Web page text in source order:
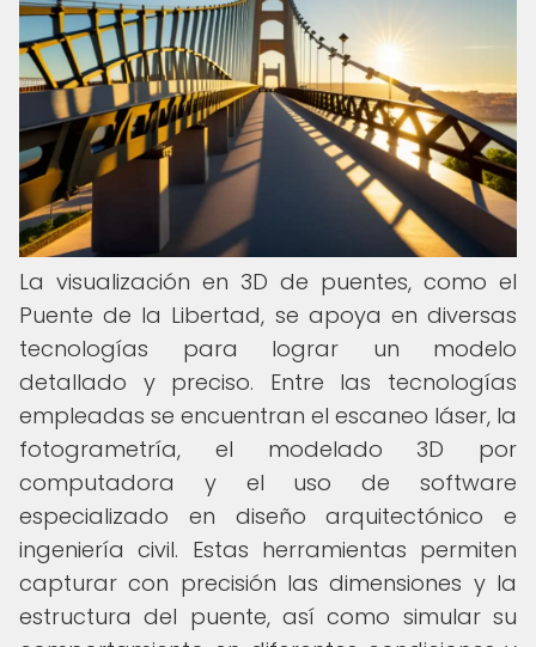
La visualización en 3D de puentes, como el
Puente de la Libertad, se apoya en diversas
tecnologías para lograr un modelo
detallado y preciso. Entre las tecnologías
empleadas se encuentran el escaneo láser, la
fotogrametría, el modelado 3D por
computadora y el uso de software
especializado en diseño arquitectónico e
ingeniería civil. Estas herramientas permiten
capturar con precisión las dimensiones y la
estructura del puente, así como simular su